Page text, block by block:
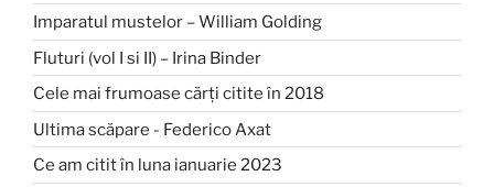
Imparatul mustelor – William Golding
Fluturi (vol I si II) – Irina Binder
Cele mai frumoase cărți citite în 2018
Ultima scăpare - Federico Axat
Ce am citit în luna ianuarie 2023